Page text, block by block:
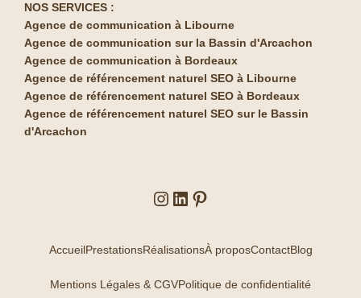
NOS SERVICES :
Agence de communication à Libourne
Agence de communication sur la Bassin d'Arcachon
Agence de communication à Bordeaux
Agence de référencement naturel SEO à Libourne
Agence de référencement naturel SEO à Bordeaux
Agence de référencement naturel SEO sur le Bassin
d'Arcachon
AccueilPrestationsRéalisationsÀ proposContactBlog
Mentions Légales & CGVPolitique de confidentialité